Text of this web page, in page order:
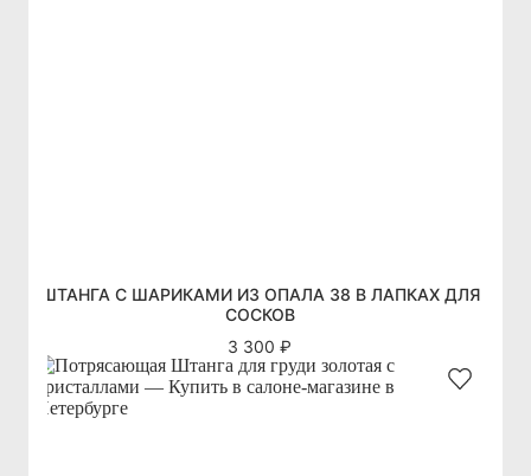
ШТАНГА С ШАРИКАМИ ИЗ ОПАЛА 38 В ЛАПКАХ ДЛЯ
СОСКОВ
3 300 ₽